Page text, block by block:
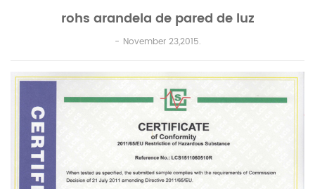
rohs arandela de pared de luz
November 23,2015.